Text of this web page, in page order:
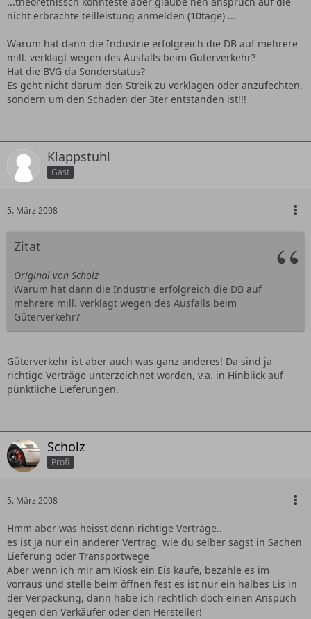
nicht erbrachte teilleistung anmelden (10tage) ...
Warum hat dann die Industrie erfolgreich die DB auf mehrere
mill. verklagt wegen des Ausfalls beim Güterverkehr?
Hat die BVG da Sonderstatus?
Es geht nicht darum den Streik zu verklagen oder anzufechten,
sondern um den Schaden der 3ter entstanden ist!!!
Klappstuhl
Gast
5. März 2008
Zitat
Original von Scholz
Warum hat dann die Industrie erfolgreich die DB auf
mehrere mill. verklagt wegen des Ausfalls beim
Güterverkehr?
Güterverkehr ist aber auch was ganz anderes! Da sind ja
richtige Verträge unterzeichnet worden, v.a. in Hinblick auf
pünktliche Lieferungen.
Scholz
Profi
5. März 2008
Hmm aber was heisst denn richtige Verträge..
es ist ja nur ein anderer Vertrag, wie du selber sagst in Sachen
Lieferung oder Transportwege
Aber wenn ich mir am Kiosk ein Eis kaufe, bezahle es im
vorraus und stelle beim öffnen fest es ist nur ein halbes Eis in
der Verpackung, dann habe ich rechtlich doch einen Anspuch
gegen den Verkäufer oder den Hersteller!